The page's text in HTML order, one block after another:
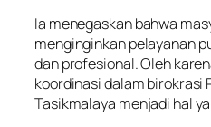
Ia menegaskan bahwa
menginginkan pelayanan
dan profesional. Oleh
koordinasi dalam birokrasi
Tasikmalaya menjadi hal